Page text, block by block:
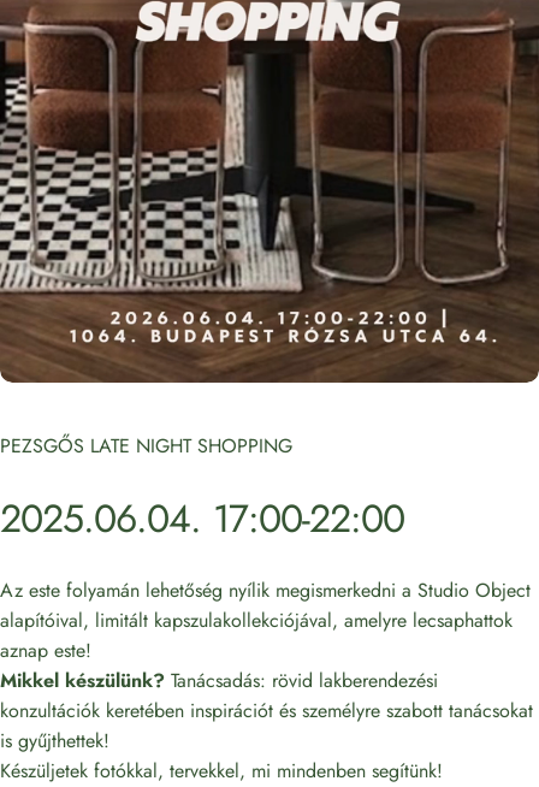
PEZSGŐS LATE NIGHT SHOPPING
2025.06.04. 17:00-22:00
Az este folyamán lehetőség nyílik megismerkedni a Studio Object
alapítóival, limitált kapszulakollekciójával, amelyre lecsaphattok
aznap este!
Mikkel készülünk? Tanácsadás: rövid lakberendezési
konzultációk keretében inspirációt és személyre szabott tanácsokat
is gyűjthettek!
Készüljetek fotókkal, tervekkel, mi mindenben segítünk!